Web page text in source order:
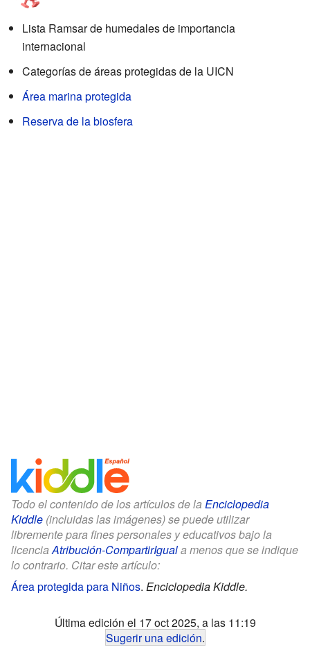
Lista Ramsar de humedales de importancia
internacional
Categorías de áreas protegidas de la UICN
Área marina protegida
Reserva de la biosfera
Todo el contenido de los artículos de la Enciclopedia
Kiddle (incluidas las imágenes) se puede utilizar
libremente para fines personales y educativos bajo la
licenciaAtribución-CompartirIguala menos que se indique
lo contrario. Citar este artículo:
Área protegida para Niños. Enciclopedia Kiddle.
Última edición el 17 oct 2025, a las 11:19
Sugerir una edición.